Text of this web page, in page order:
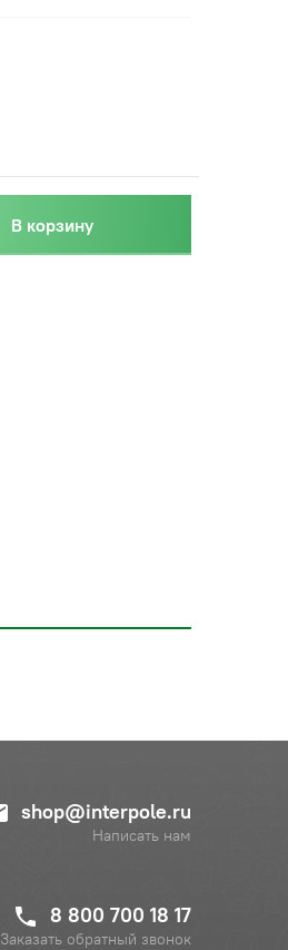
В корзину
shop@interpole.ru
Написать нам
8 800 700 18 17
Заказать обратный звонок